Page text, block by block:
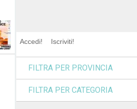
Accedi! Iscriviti!
FILTRA PER PROVINCIA
FILTRA PER CATEGORIA